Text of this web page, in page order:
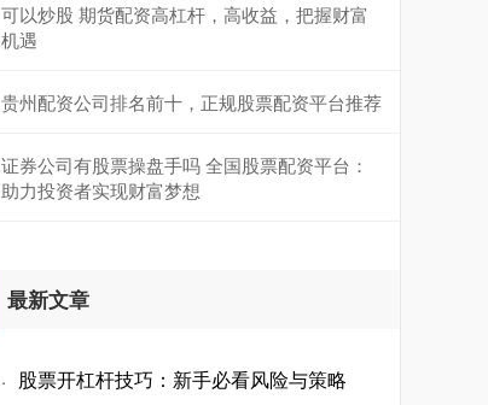
可以炒股 期货配资高杠杆，高收益，把握财富
机遇
贵州配资公司排名前十，正规股票配资平台推荐
证券公司有股票操盘手吗 全国股票配资平台：
助力投资者实现财富梦想
最新文章
· 股票开杠杆技巧：新手必看风险与策略